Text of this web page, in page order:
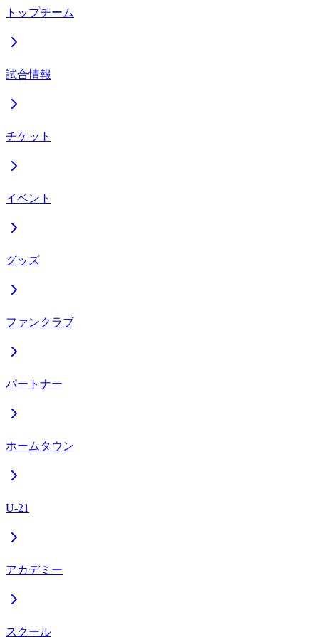
トップチーム
試合情報
チケット
イベント
グッズ
ファンクラブ
パートナー
ホームタウン
U-21
アカデミー
スクール